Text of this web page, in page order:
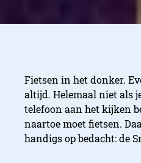
Fietsen in het donker.
altijd. Helemaal niet als
telefoon aan het kijken
naartoe moet fietsen.
handigs op bedacht: de